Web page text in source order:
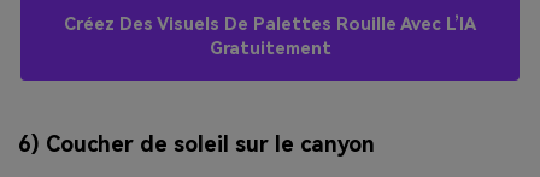
Créez Des Visuels De Palettes Rouille Avec L’IA
Gratuitement
6) Coucher de soleil sur le canyon